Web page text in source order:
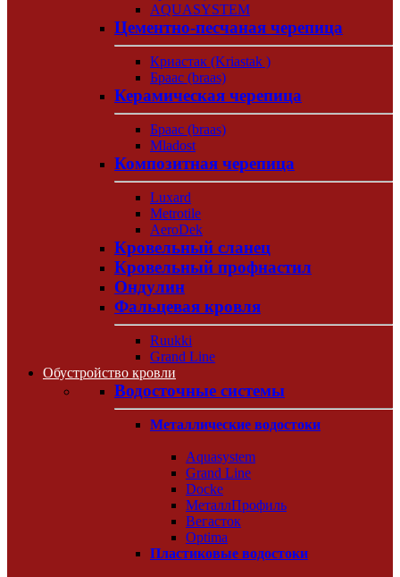
AQUASYSTEM
Цементно-песчаная черепица
Криастак (Kriastak )
Браас (braas)
Керамическая черепица
Браас (braas)
Mladost
Композитная черепица
Luxard
Metrotile
AeroDek
Кровельный сланец
Кровельный профнастил
Ондулин
Фальцевая кровля
Ruukki
Grand Line
Обустройство кровли
Водосточные системы
Металлические водостоки
Aquasystem
Grand Line
Docke
МеталлПрофиль
Вегасток
Optima
Пластиковые водостоки